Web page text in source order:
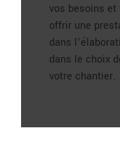
vos besoins et
offrir une
dans
dans le choix
votre chantier.